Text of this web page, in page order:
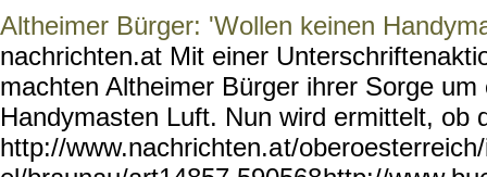
Altheimer Bürger: 'Wollen keinen
nachrichten.at Mit einer
machten Altheimer Bürger ihrer Sorge um
Handymasten Luft. Nun wird ermittelt, ob
http://www.nachrichten.at/